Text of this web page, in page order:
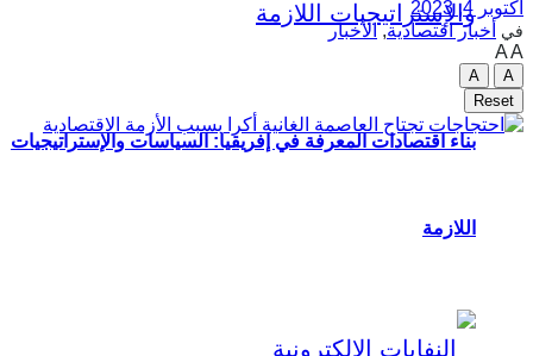
بناء اقتصادات المعرفة في إفريقيا: السياسات والإستراتيجيات
اللازمة
أكتوبر 4, 2023
في أخبار اقتصادية,الأخبار
AA
A
A
Reset